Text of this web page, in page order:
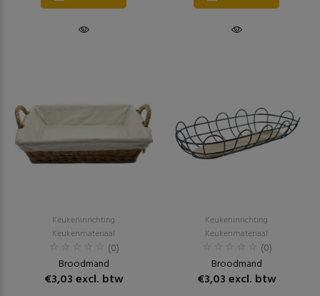
Keukeninrichting
Keukenmateriaal
(0)
Broodmand
€3,03 excl. btw
Keukeninrichting
Keukenmateriaal
(0)
Broodmand
€3,03 excl. btw